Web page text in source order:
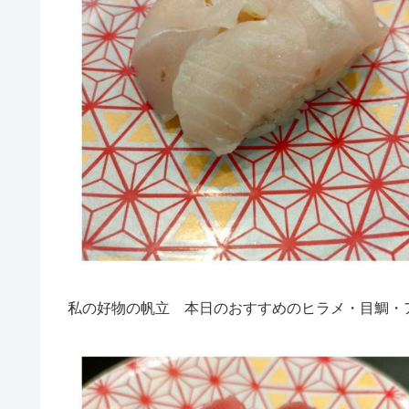
私の好物の帆立 本日のおすすめのヒラメ・目鯛・